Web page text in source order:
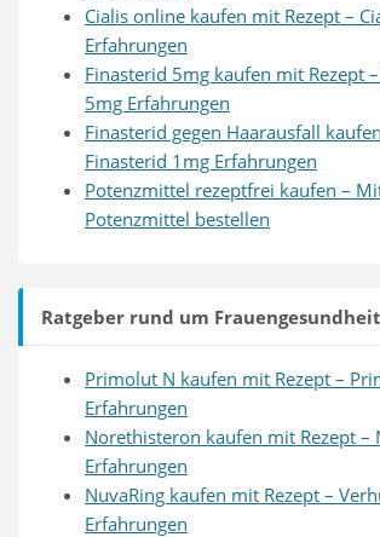
Cialis online kaufen mit Rezept –
Erfahrungen
Finasterid 5mg kaufen mit Rezept
5mg Erfahrungen
Finasterid gegen Haarausfall
Finasterid 1mg Erfahrungen
Potenzmittel rezeptfrei kaufen –
Potenzmittel bestellen
Ratgeber rund um Frauengesundheit
Primolut N kaufen mit Rezept –
Erfahrungen
Norethisteron kaufen mit Rezept –
Erfahrungen
NuvaRing kaufen mit Rezept –
Erfahrungen